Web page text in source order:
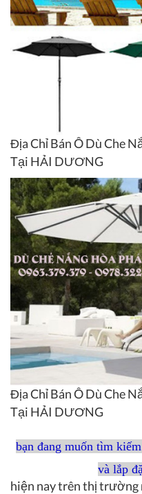
Địa Chỉ Bán Ô Dù Che
Tại HẢI DƯƠNG
Địa Chỉ Bán Ô Dù Che
Tại HẢI DƯƠNG
bạn đang muốn tìm
và lắp
hiện nay trên thị trường